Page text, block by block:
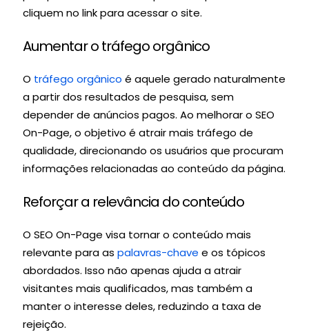
cliquem no link para acessar o site.
Aumentar o tráfego orgânico
O tráfego orgânico é aquele gerado naturalmente
a partir dos resultados de pesquisa, sem
depender de anúncios pagos. Ao melhorar o SEO
On-Page, o objetivo é atrair mais tráfego de
qualidade, direcionando os usuários que procuram
informações relacionadas ao conteúdo da página.
Reforçar a relevância do conteúdo
O SEO On-Page visa tornar o conteúdo mais
relevante para as palavras-chave e os tópicos
abordados. Isso não apenas ajuda a atrair
visitantes mais qualificados, mas também a
manter o interesse deles, reduzindo a taxa de
rejeição.